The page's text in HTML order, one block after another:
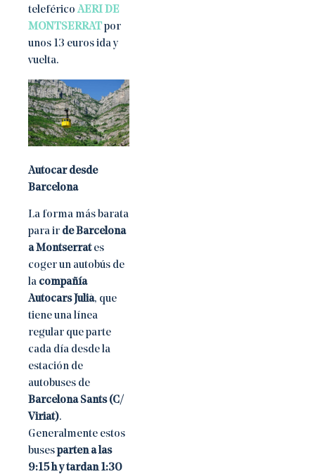
teleférico AERI DE
MONTSERRATpor
unos 13 euros ida y
vuelta.
Autocar desde
Barcelona
La forma más barata
para ir de Barcelona
a Montserrates
coger un autobús de
la compañía
Autocars Julià, que
tiene una línea
regular que parte
cada día desde la
estación de
autobuses de
Barcelona Sants (C/
Viriat).
Generalmente estos
busesparten a las
9:15 h y tardan 1:30